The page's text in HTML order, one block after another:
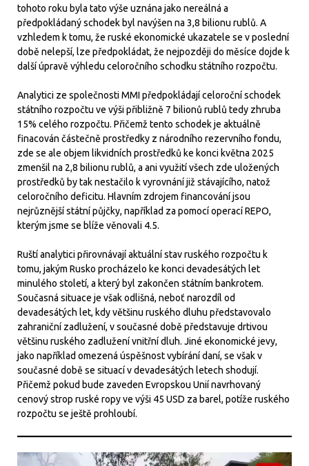
tohoto roku byla tato výše uznána jako nereálná a
předpokládaný schodek byl navýšen na 3,8 bilionu rublů. A
vzhledem k tomu, že ruské ekonomické ukazatele se v poslední
době nelepší, lze předpokládat, že nejpozději do měsíce dojde k
další úpravě výhledu celoročního schodku státního rozpočtu.
Analytici ze společnosti MMI předpokládají celoroční schodek
státního rozpočtu ve výši přibližně 7 bilionů rublů tedy zhruba
15% celého rozpočtu. Přičemž tento schodek je aktuálně
finacován částečně prostředky z národního rezervního fondu,
zde se ale objem likvidních prostředků ke konci května 2025
zmenšil na 2,8 bilionu rublů, a ani využití všech zde uložených
prostředků by tak nestačilo k vyrovnání již stávajícího, natož
celoročního deficitu. Hlavním zdrojem financování jsou
nejrůznější státní půjčky, například za pomocí operací REPO,
kterým jsme se blíže věnovali 4.5.
Ruští analytici přirovnávají aktuální stav ruského rozpočtu k
tomu, jakým Rusko procházelo ke konci devadesátých let
minulého století, a který byl zakončen státním bankrotem.
Současná situace je však odlišná, neboť narozdíl od
devadesátých let, kdy většinu ruského dluhu představovalo
zahraniční zadlužení, v současné době představuje drtivou
většinu ruského zadlužení vnitřní dluh. Jiné ekonomické jevy,
jako například omezená úspěšnost vybírání daní, se však v
současné době se situací v devadesátých letech shodují.
Přičemž pokud bude zaveden Evropskou Unií navrhovaný
cenový strop ruské ropy ve výši 45 USD za barel, potíže ruského
rozpočtu se ještě prohloubí.